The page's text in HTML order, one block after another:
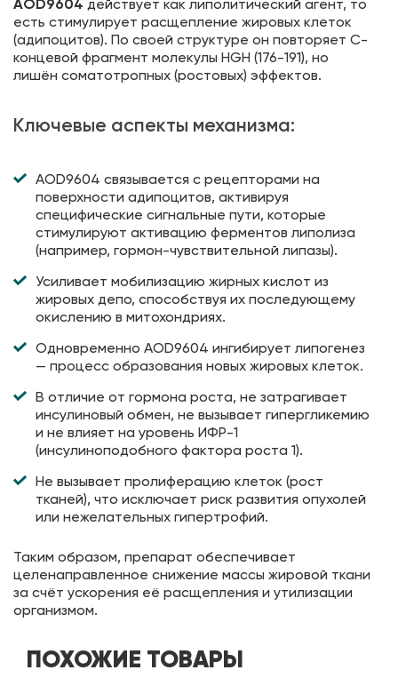
AOD9604 действует как липолитический агент, то
есть стимулирует расщепление жировых клеток
(адипоцитов). По своей структуре он повторяет C-
концевой фрагмент молекулы HGH (176-191), но
лишён соматотропных (ростовых) эффектов.
Ключевые аспекты механизма:
AOD9604 связывается с рецепторами на
поверхности адипоцитов, активируя
специфические сигнальные пути, которые
стимулируют активацию ферментов липолиза
(например, гормон-чувствительной липазы).
Усиливает мобилизацию жирных кислот из
жировых депо, способствуя их последующему
окислению в митохондриях.
Одновременно AOD9604 ингибирует липогенез
— процесс образования новых жировых клеток.
В отличие от гормона роста, не затрагивает
инсулиновый обмен, не вызывает гипергликемию
и не влияет на уровень ИФР-1
(инсулиноподобного фактора роста 1).
Не вызывает пролиферацию клеток (рост
тканей), что исключает риск развития опухолей
или нежелательных гипертрофий.
Таким образом, препарат обеспечивает
целенаправленное снижение массы жировой ткани
за счёт ускорения её расщепления и утилизации
организмом.
ПОХОЖИЕ ТОВАРЫ